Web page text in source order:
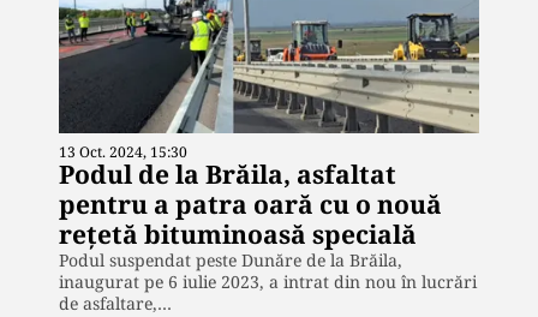
13 Oct. 2024, 15:30
Podul de la Brăila, asfaltat
pentru a patra oară cu o nouă
rețetă bituminoasă specială
Podul suspendat peste Dunăre de la Brăila,
inaugurat pe 6 iulie 2023, a intrat din nou în lucrări
de asfaltare,…